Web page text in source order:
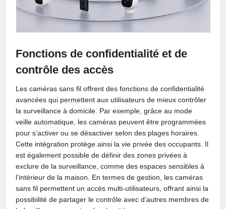
Fonctions de confidentialité et de
contrôle des accès
Les caméras sans fil offrent des fonctions de confidentialité
avancées qui permettent aux utilisateurs de mieux contrôler
la surveillance à domicile. Par exemple, grâce au mode
veille automatique, les caméras peuvent être programmées
pour s’activer ou se désactiver selon des plages horaires.
Cette intégration protège ainsi la vie privée des occupants. Il
est également possible de définir des zones privées à
exclure de la surveillance, comme des espaces sensibles à
l’intérieur de la maison. En termes de gestion, les caméras
sans fil permettent un accès multi-utilisateurs, offrant ainsi la
possibilité de partager le contrôle avec d’autres membres de